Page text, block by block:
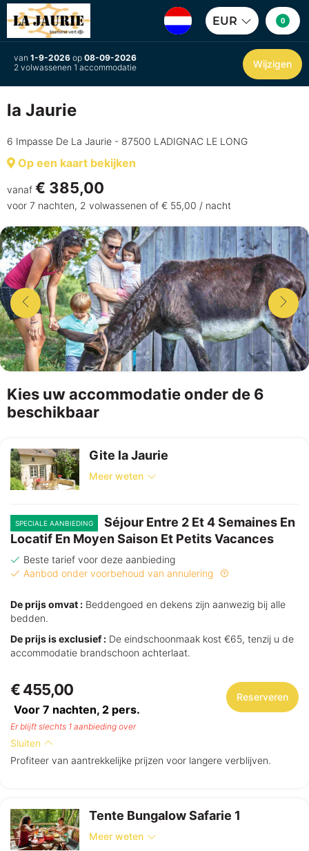
EUR 0
van 1-9-2026 op 08-09-2026
2 volwassenen 1 accommodatie
Wijzigen
la Jaurie
6 Impasse De La Jaurie - 87500 LADIGNAC LE LONG
Op een kaart bekijken
vanaf € 385,00
voor 7 nachten, 2 volwassenen of € 55,00 / nacht
Kies uw accommodatie onder de 6
beschikbaar
Gite la Jaurie
Meer weten
SPECIALE AANBIEDING
Séjour Entre 2 Et 4 Semaines En
Locatif En Moyen Saison Et Petits Vacances
Beste tarief voor deze aanbieding
Aanbod onder voorbehoud van annulering
De prijs omvat : Beddengoed en dekens zijn aanwezig bij alle
bedden.
De prijs is exclusief : De eindschoonmaak kost €65, tenzij u de
accommodatie brandschoon achterlaat.
€ 455,00
Voor 7 nachten, 2 pers.
Reserveren
Er blijft slechts 1 aanbieding over
Sluiten
Profiteer van aantrekkelijke prijzen voor langere verblijven.
Tente Bungalow Safarie 1
Meer weten